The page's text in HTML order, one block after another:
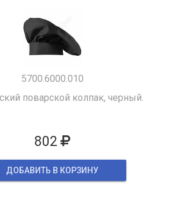
5700.6000.010
поварской колпак, черный.
802
ДОБАВИТЬ В КОРЗИНУ